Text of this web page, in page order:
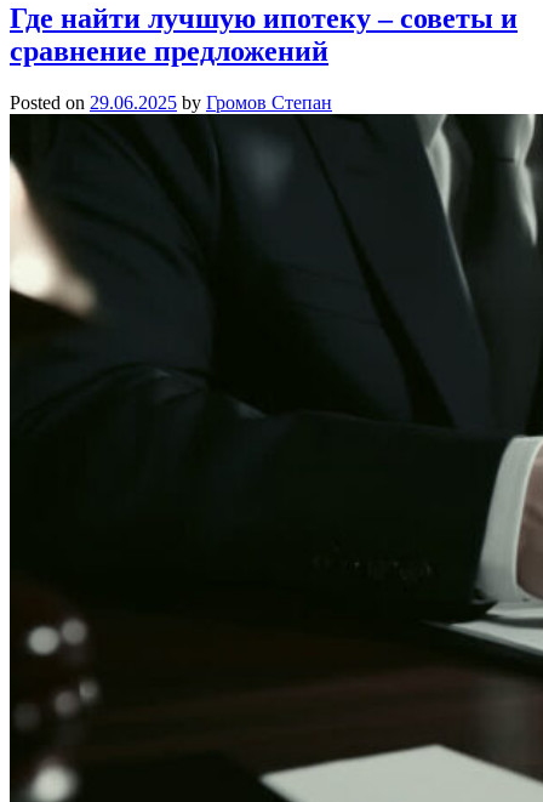
Где найти лучшую ипотеку – советы и
сравнение предложений
Posted on 29.06.2025 by Громов Степан